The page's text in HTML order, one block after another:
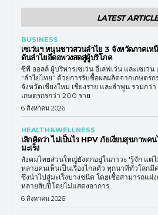
LATEST
BUSINESS
เซเว่นฯ หนุนชาวสวนลำไย 3 จังหวัดภาคเ
ดันลำไยอีดอพวงสดสู่ผู้บริโภค
ซีพี ออลล์ ผู้บริหารเซเว่น อีเลฟเว่น และเซเว่
“ลำไยไทย” ด้วยการรับซื้อผลผลิตจากเกษตร
จังหวัดเชียงใหม่ เชียงราย และลำพูน รวมก
เกษตรกรกว่า 200 ราย
6 สิงหาคม 2026
HEALTH&WELLNESS
เลิกคิดว่า ไม่เป็นไร HPV ภัยเงียบสุขภาพค
มะเร็ง
สังคมไทยส่วนใหญ่ยังตกอยู่ในภาวะ 'รู้จัก แต่ไ
หลายคนเห็นเป็นเรื่องไกลตัว ทุกนาทีทั่วโลก
ซึ่งนำไปสู่มะเร็งบางชนิด โดยเชื้อสามารถแฝ
หลายสิบปีโดยไม่แสดงอาการ
6 สิงหาคม 2026